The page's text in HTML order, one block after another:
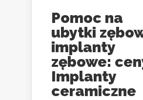
Pomoc na
ubytki
implanty
zębowe:
Implanty
ceramiczne